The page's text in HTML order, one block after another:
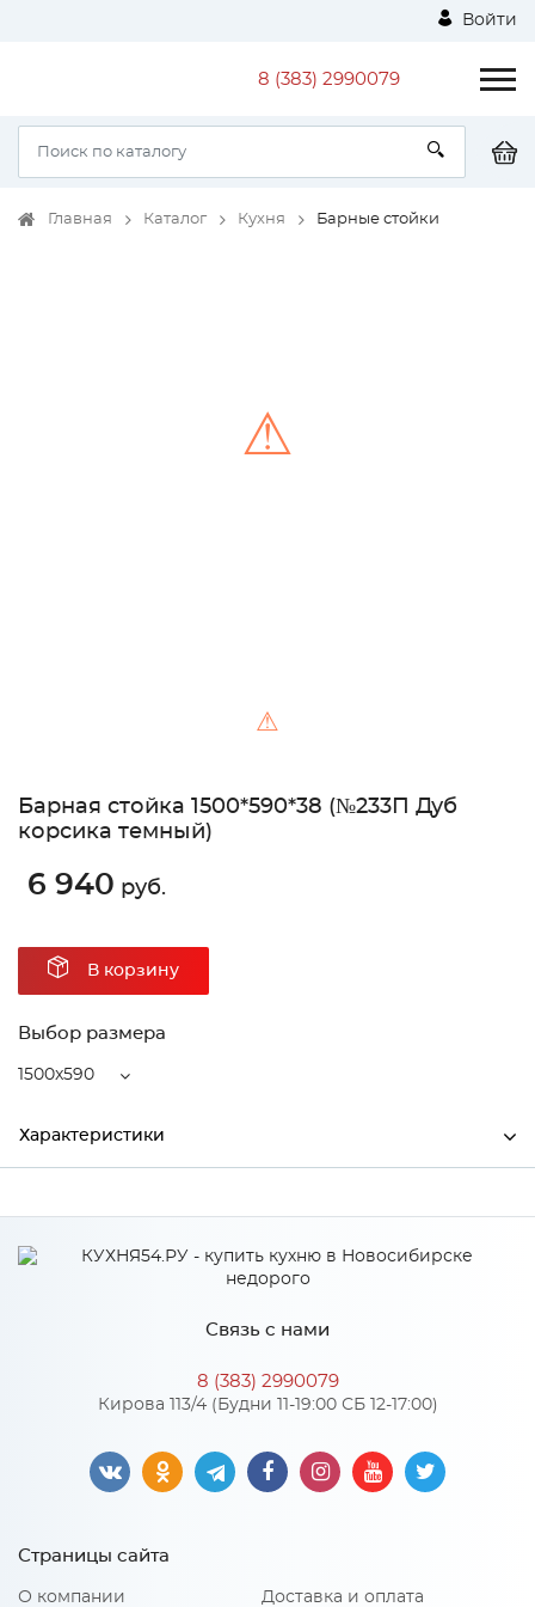
Войти
8 (383) 2990079
Главная Каталог Кухня Барные стойки
⚠
⚠
Барная стойка 1500*590*38 (№233П Дуб
корсика темный)
6 940 руб.
В корзину
Выбор размера
1500x590
Характеристики
Высота 38
№233П Дуб корсика
Материал ДСП
Особенности
Связь с нами
8 (383) 2990079
Кирова 113/4 (Будни 11-19:00 СБ 12-17:00)
Страницы сайта
О компании Доставка и оплата